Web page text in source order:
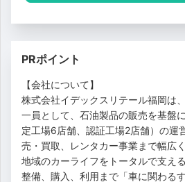
PRポイント
【会社について】
株式会社イデックスリテール福岡は
一員として、石油製品の販売を基盤
定工場6店舗、認証工場2店舗）の運
売・買取、レンタカー事業まで幅広
地域のカーライフをトータルで支え
整備、購入、利用まで「車に関わる